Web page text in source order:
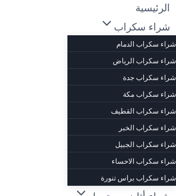
الرئيسية
شراء سكراب
شراء سكراب الدمام
شراء سكراب الرياض
شراء سكراب جدة
شراء سكراب مكة
شراء سكراب القطيف
شراء سكراب الخبر
شراء سكراب الجبيل
شراء سكراب الاحساء
شراء سكراب براس تنورة